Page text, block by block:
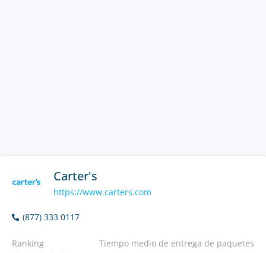
Carter's
https://www.carters.com
(877) 333 0117
Ranking Tiempo medio de entrega de paquetes